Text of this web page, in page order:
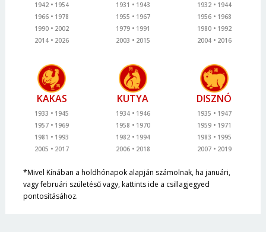
1942
1954
1966
1978
1990
2002
2014
2026
1931
1943
1955
1967
1979
1991
2003
2015
1932
1944
1956
1968
1980
1992
2004
2016
KAKAS
1933
1945
1957
1969
1981
1993
2005
2017
KUTYA
1934
1946
1958
1970
1982
1994
2006
2018
DISZNÓ
1935
1947
1959
1971
1983
1995
2007
2019
*Mivel Kínában a holdhónapok alapján számolnak, ha januári,
vagy februári születésű vagy, kattints ide a csillagjegyed
pontosításához.